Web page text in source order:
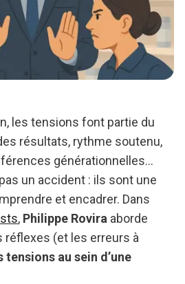
les tensions font partie du
résultats, rythme soutenu,
générationnelles…
un accident : ils sont une
et encadrer. Dans
, Philippe Rovira aborde
réflexes (et les erreurs à
tensions au sein d’une